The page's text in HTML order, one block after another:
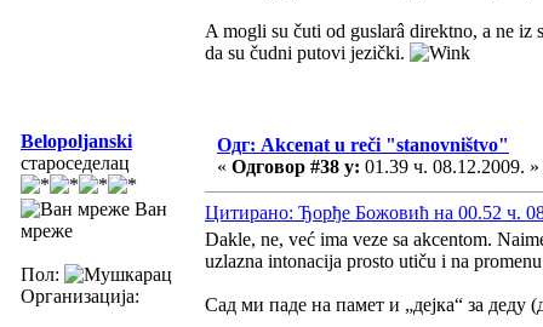
A mogli su čuti od guslarâ direktno, a ne iz
da su čudni putovi jezički.
Belopoljanski
староседелац
Ван
мреже
Пол:
Организација:
Одг: Akcenat u reči "stanovništvo"
« Одговор #38 у: 01.39 ч. 08.12.2009. »
Цитирано: Ђорђе Божовић на 00.52 ч.
Dakle, ne, već ima veze sa akcentom.
uzlazna intonacija prosto utiču i na
Сад ми паде на памет и „дејка“ за деду